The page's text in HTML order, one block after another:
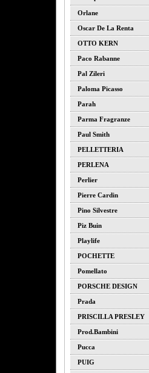
Orlane
Oscar De La Renta
OTTO KERN
Paco Rabanne
Pal Zileri
Paloma Picasso
Parah
Parma Fragranze
Paul Smith
PELLETTERIA
PERLENA
Perlier
Pierre Cardin
Pino Silvestre
Piz Buin
Playlife
POCHETTE
Pomellato
PORSCHE DESIGN
Prada
PRISCILLA PRESLEY
Prod.bambini
Pucca
PUIG